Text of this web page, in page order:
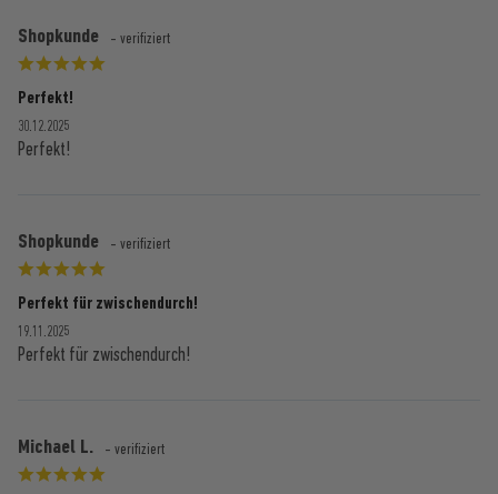
Shopkunde - verifiziert
Perfekt!
30.12.2025
Perfekt!
Shopkunde - verifiziert
Perfekt für zwischendurch!
19.11.2025
Perfekt für zwischendurch!
Michael L. - verifiziert